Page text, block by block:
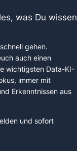
was Du wissen
gehen.
auch einen
wichtigsten Data-KI-
immer mit
Erkenntnissen aus
und sofort